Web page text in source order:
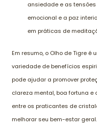
ansiedade e as
emocional e a paz
em práticas de
Em resumo, o Olho de Tigre
variedade de benefícios
pode ajudar a promover
clareza mental, boa fortuna
entre os praticantes de
melhorar seu bem-estar geral.